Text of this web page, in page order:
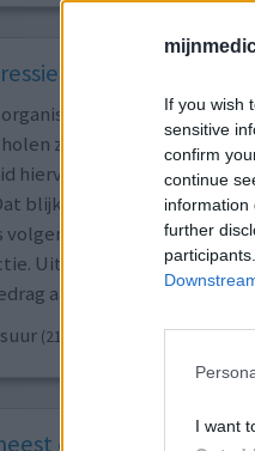
If you wish
sensitive
confirm
continue
information
further
I want
nauwelijks
organisatoren achter het
zijn grotendeels
hiervoor verstrekte is
blijkt uit onderzoek van
volgens de MHF aan
Uit een bankafschrift
aan Skyhigh heeft
(21-01-2020)
effectieve